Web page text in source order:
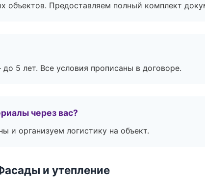
объектов. Предоставляем полный комплект
5 лет. Все условия прописаны в договоре.
через вас?
и организуем логистику на объект.
и утепление